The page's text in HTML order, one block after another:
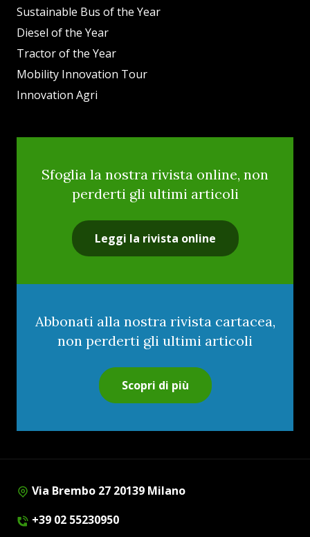
Sustainable Bus of the Year
Diesel of the Year
Tractor of the Year
Mobility Innovation Tour
Innovation Agri
Sfoglia la nostra rivista online, non
perderti gli ultimi articoli
Leggi la rivista online
Abbonati alla nostra rivista cartacea,
non perderti gli ultimi articoli
Scopri di più
Via Brembo 27 20139 Milano
+39 02 55230950